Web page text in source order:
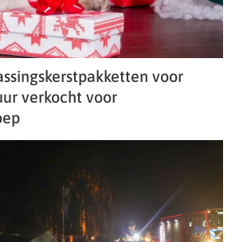
voor
verkocht voor